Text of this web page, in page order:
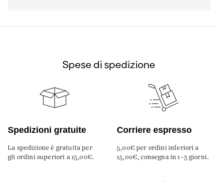
Spese di spedizione
Spedizioni gratuite
La spedizione è gratuita per
gli ordini superiori a 15,00€.
Corriere espresso
5,00€ per ordini inferiori a
15,00€, consegna in 1-3 giorni.